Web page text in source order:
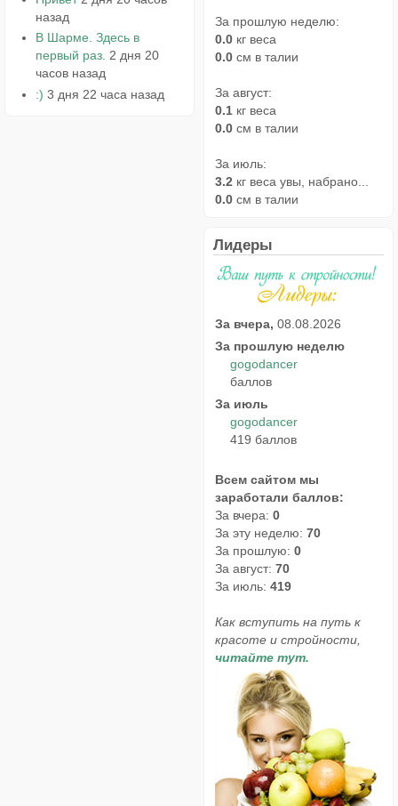
назад
В Шарме. Здесь в
первый раз. 2 дня 20
часов назад
:) 3 дня 22 часа назад
За прошлую неделю:
0.0 кг веса
0.0 см в талии
За август:
0.1 кг веса
0.0 см в талии
За июль:
3.2 кг веса увы, набрано...
0.0 см в талии
Лидеры
За вчера, 08.08.2026
За прошлую неделю
gogodancer
баллов
За июль
gogodancer
419 баллов
Всем сайтом мы
заработали баллов:
За вчера: 0
За эту неделю: 70
За прошлую: 0
За август: 70
За июль: 419
Как вступить на путь к
красоте и стройности,
читайте тут.